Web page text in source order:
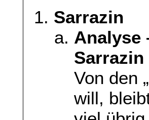
Sarrazin
Analyse
Sarrazin
Von den
will,